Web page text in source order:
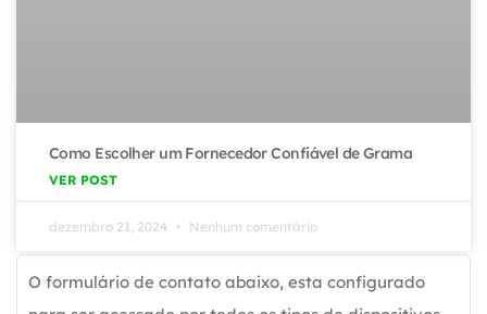
Como Escolher um Fornecedor Confiável de Grama
VER POST
dezembro 21, 2024 Nenhum comentário
O formulário de contato abaixo, esta configurado